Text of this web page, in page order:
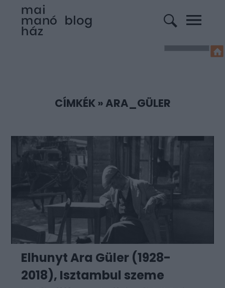
CÍMKÉK»ARA_GÜLER
Elhunyt Ara Güler (1928-
2018), Isztambul szeme